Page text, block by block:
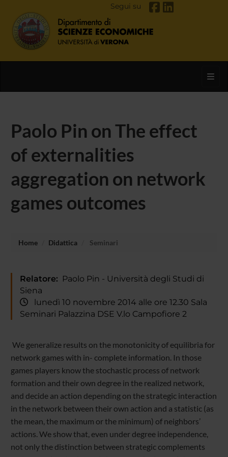
Segui su
Paolo Pin on The effect
of externalities
aggregation on network
games outcomes
Home Didattica Seminari
Relatore: Paolo Pin - Università degli Studi di
Siena
lunedì 10 novembre 2014 alle ore 12.30 Sala
Seminari Palazzina DSE V.lo Campofiore 2
We generalize results on the monotonicity of equilibria for
network games with in- complete information. In those
games players know the stochastic process of network
formation and their own degree in the realized network,
and decide an action depending on the strategic interaction
in the network between their own action and a statistic (as
the mean, the maximum or the minimum) of neighbors’
actions. We show that, even under degree independence,
not only the distinction between strategic complements